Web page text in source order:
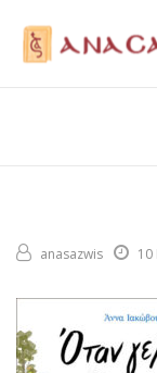
anasazwis 10